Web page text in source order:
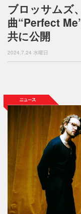
ブロッサムズ
曲“Perfect
共に公開
2024.7.24 水曜日